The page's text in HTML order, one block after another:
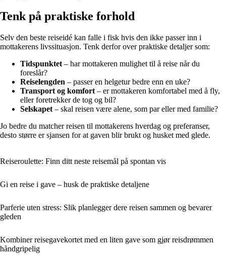
Tenk på praktiske forhold
Selv den beste reiseidé kan falle i fisk hvis den ikke passer inn i
mottakerens livssituasjon. Tenk derfor over praktiske detaljer som:
Tidspunktet – har mottakeren mulighet til å reise når du
foreslår?
Reiselengden – passer en helgetur bedre enn en uke?
Transport og komfort – er mottakeren komfortabel med å fly,
eller foretrekker de tog og bil?
Selskapet – skal reisen være alene, som par eller med familie?
Jo bedre du matcher reisen til mottakerens hverdag og preferanser,
desto større er sjansen for at gaven blir brukt og husket med glede.
Reiseroulette: Finn ditt neste reisemål på spontan vis
Gi en reise i gave – husk de praktiske detaljene
Parferie uten stress: Slik planlegger dere reisen sammen og bevarer
gleden
Kombiner reisegavekortet med en liten gave som gjør reisdrømmen
håndgripelig